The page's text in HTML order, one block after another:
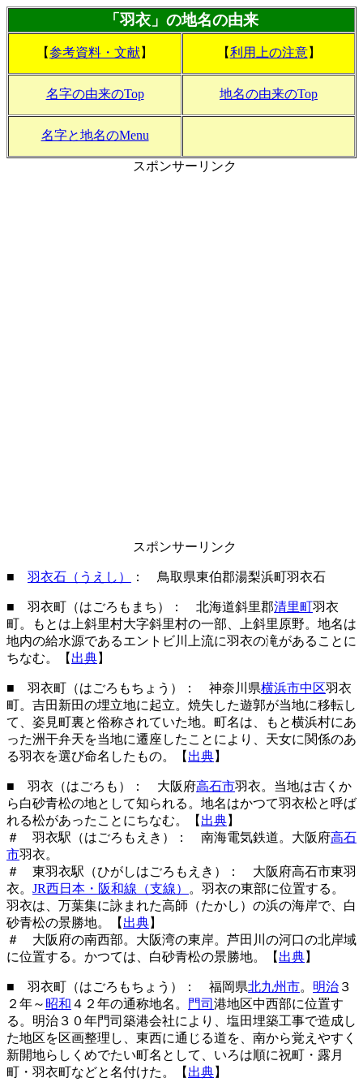
「羽衣」の地名の由来
【参考資料・文献】 【利用上の注意】
名字の由来のTop 地名の由来のTop
名字と地名のMenu
スポンサーリンク
スポンサーリンク
■ 羽衣石（うえし） ： 鳥取県東伯郡湯梨浜町羽衣石
■ 羽衣町（はごろもまち）： 北海道斜里郡清里町羽衣
町。もとは上斜里村大字斜里村の一部、上斜里原野。地名は
地内の給水源であるエントビ川上流に羽衣の滝があることに
ちなむ。【 出典】
■ 羽衣町（はごろもちょう）： 神奈川県横浜市中区羽衣
町。吉田新田の埋立地に起立。焼失した遊郭が当地に移転し
て、姿見町裏と俗称されていた地。町名は、もと横浜村にあ
った洲干弁天を当地に遷座したことにより、天女に関係のあ
る羽衣を選び命名したもの。【 出典】
■ 羽衣（はごろも）： 大阪府高石市羽衣。当地は古くか
ら白砂青松の地として知られる。地名はかつて羽衣松と呼ば
れる松があったことにちなむ。【 出典】
＃ 羽衣駅（はごろもえき）： 南海電気鉄道。大阪府高石
市羽衣。
＃ 東羽衣駅（ひがしはごろもえき）： 大阪府高石市東羽
衣。 JR西日本・阪和線（支線）
。羽衣の東部に位置する。
羽衣は、万葉集に詠まれた高師（たかし）の浜の海岸で、白
砂青松の景勝地。【 出典】
＃ 大阪府の南西部。大阪湾の東岸。芦田川の河口の北岸域
に位置する。かつては、白砂青松の景勝地。【 出典】
■ 羽衣町（はごろもちょう）： 福岡県北九州市。 明治 ３
２年～ 昭和 ４２年の通称地名。 門司 港地区中西部に位置す
る。明治３０年門司築港会社により、塩田埋築工事で造成し
た地区を区画整理し、東西に通じる道を、南から覚えやすく
新開地らしくめでたい町名として、いろは順に祝町・露月
町・羽衣町などと名付けた。【 出典】